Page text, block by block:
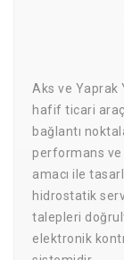
Aks ve Yaprak
hafif ticari
bağlantı
performans ve
amacı ile
hidrostatik
talepleri
elektronik